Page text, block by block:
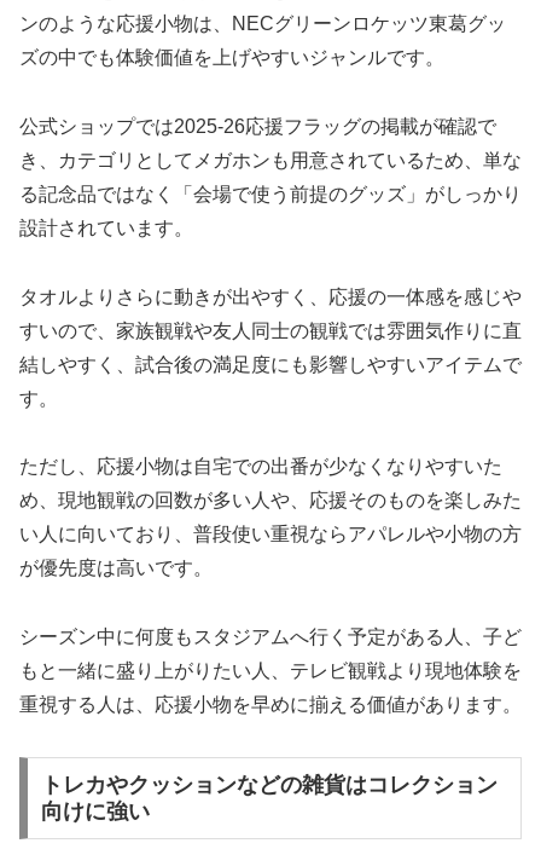
ンのような応援小物は、NECグリーンロケッツ東葛グッ
ズの中でも体験価値を上げやすいジャンルです。
公式ショップでは2025-26応援フラッグの掲載が確認で
き、カテゴリとしてメガホンも用意されているため、単な
る記念品ではなく「会場で使う前提のグッズ」がしっかり
設計されています。
タオルよりさらに動きが出やすく、応援の一体感を感じや
すいので、家族観戦や友人同士の観戦では雰囲気作りに直
結しやすく、試合後の満足度にも影響しやすいアイテムで
す。
ただし、応援小物は自宅での出番が少なくなりやすいた
め、現地観戦の回数が多い人や、応援そのものを楽しみた
い人に向いており、普段使い重視ならアパレルや小物の方
が優先度は高いです。
シーズン中に何度もスタジアムへ行く予定がある人、子ど
もと一緒に盛り上がりたい人、テレビ観戦より現地体験を
重視する人は、応援小物を早めに揃える価値があります。
トレカやクッションなどの雑貨はコレクション
向けに強い